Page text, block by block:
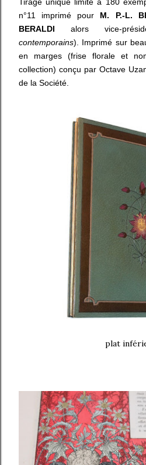
n°11 imprimé pour M. P.-L.
BERALDI alors vice-
contemporains). Imprimé sur
en marges (frise florale et
collection) conçu par Octave
de la Société.
plat